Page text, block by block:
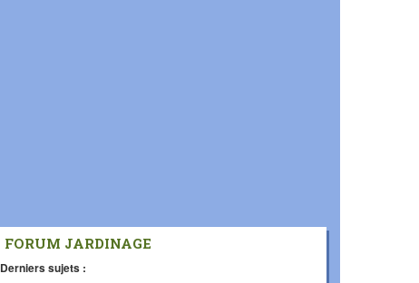
FORUM JARDINAGE
Derniers sujets :